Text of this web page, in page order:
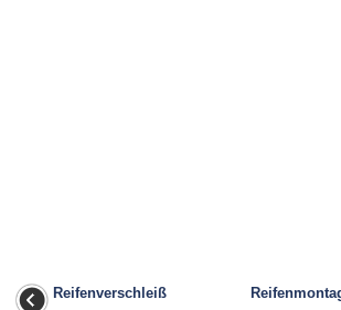
Reifenverschleiß